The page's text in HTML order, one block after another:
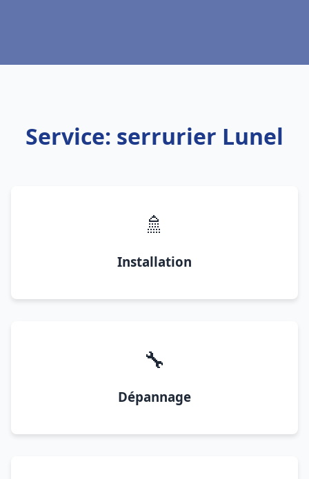
Service: serrurier Lunel
🚿
Installation
🔧
Dépannage